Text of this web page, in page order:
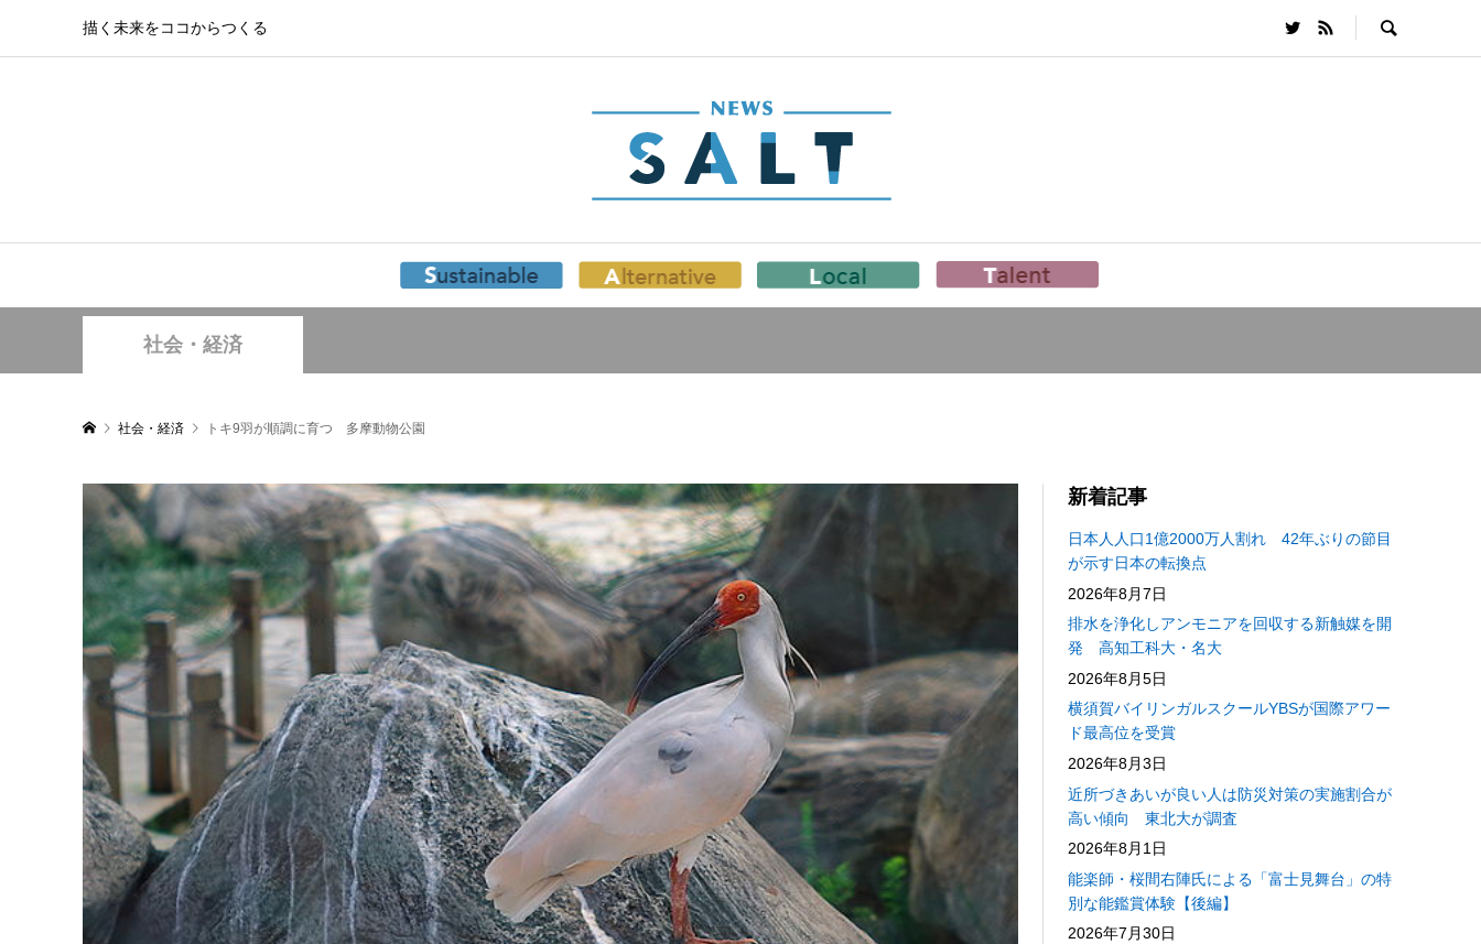
描く未来をココからつくる
社会・経済
社会・経済 トキ9羽が順調に育つ 多摩動物公園
新着記事
日本人人口1億2000万人割れ 42年ぶりの節目
が示す日本の転換点
2026年8月7日
排水を浄化しアンモニアを回収する新触媒を開
発 高知工科大・名大
2026年8月5日
横須賀バイリンガルスクールYBSが国際アワー
ド最高位を受賞
2026年8月3日
近所づきあいが良い人は防災対策の実施割合が
高い傾向 東北大が調査
2026年8月1日
能楽師・桜間右陣氏による「富士見舞台」の特
別な能鑑賞体験【後編】
2026年7月30日